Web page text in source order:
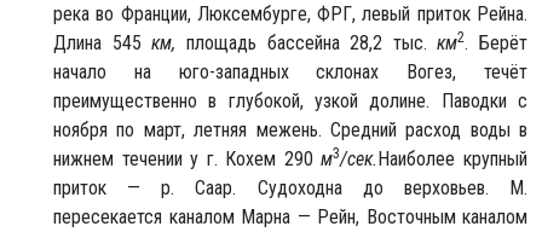
река во Франции, Люксембурге, ФРГ, левый приток Рейна.
Длина 545км, площадь бассейна 28,2 тыс.км2. Берёт
начало на юго-западных склонах Вогез, течёт
преимущественно в глубокой, узкой долине. Паводки с
ноября по март, летняя межень. Средний расход воды в
нижнем течении у г. Кохем 290м3/сек.Наиболее крупный
приток — р. Саар. Судоходна до верховьев. М.
пересекается каналом Марна — Рейн, Восточным каналом